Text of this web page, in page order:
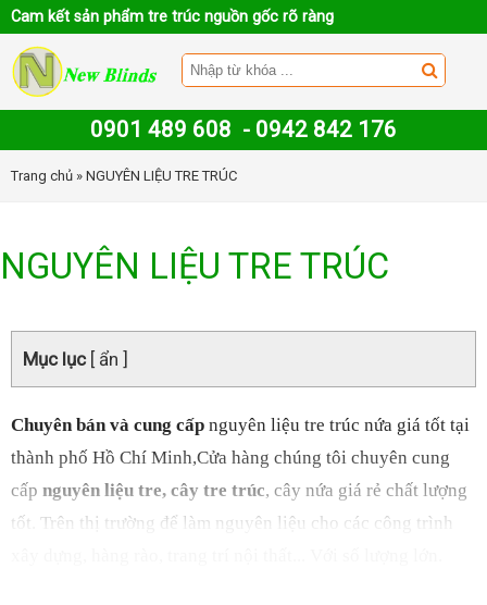
Cam kết sản phẩm tre trúc nguồn gốc rõ ràng
0901 489 608 - 0942 842 176
Trang chủ » NGUYÊN LIỆU TRE TRÚC
NGUYÊN LIỆU TRE TRÚC
Mục lục [ ẩn ]
Chuyên bán và cung cấp nguyên liệu tre trúc nứa giá tốt tại
thành phố Hồ Chí Minh,Cửa hàng chúng tôi chuyên cung
cấp nguyên liệu tre, cây tre trúc, cây nứa giá rẻ chất lượng
tốt. Trên thị trường để làm nguyên liệu cho các công trình